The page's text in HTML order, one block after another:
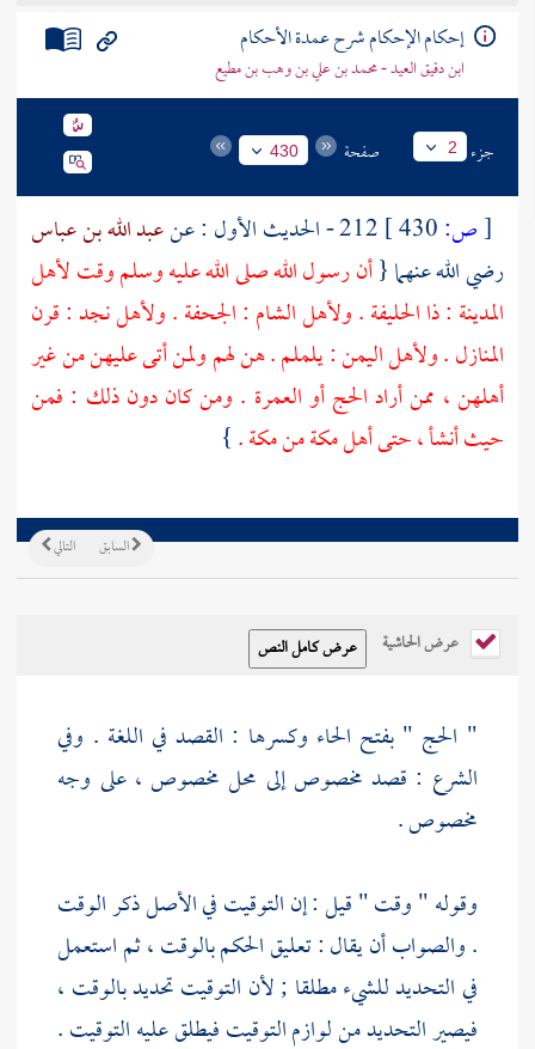
إحكام الإحكام شرح عمدة الأحكام
ابن دقيق العيد - محمد بن علي بن وهب بن مطيع
جزء 2 صفحة 430
[ص: 212 - الحديث الأول : عن
عبد الله بن عباس
رضي الله عنهما {أن رسول الله صلى الله عليه وسلم وقت لأهل
المدينة :ذا الحليفة. ولأهلالشام :الجحفة. ولأهلنجد:قرن
المنازل. ولأهلاليمن:يلملم. هن لهم ولمن أتى عليهن من غير
أهلهن ، ممن أراد الحج أو العمرة . ومن كان دون ذلك : فمن
حيث أنشأ ، حتى أهلمكةمنمكة.
}
التالي السابق
عرض الحاشية
" الحج " بفتح الحاء وكسرها : القصد في اللغة . وفي
الشرع : قصد مخصوص إلى محل مخصوص ، على وجه
مخصوص .
وقوله " وقت " قيل : إن التوقيت في الأصل ذكر الوقت
. والصواب أن يقال : تعليق الحكم بالوقت ، ثم استعمل
في التحديد للشيء مطلقا ; لأن التوقيت تحديد بالوقت ،
فيصير التحديد من لوازم التوقيت فيطلق عليه التوقيت .